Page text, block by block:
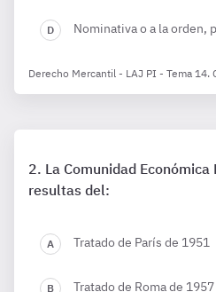
Nominativa o a la orden,
Derecho Mercantil - LAJ PI - Tema 14.
La Comunidad Económica
resultas del:
Tratado de París de 1951
Tratado de Roma de 1957